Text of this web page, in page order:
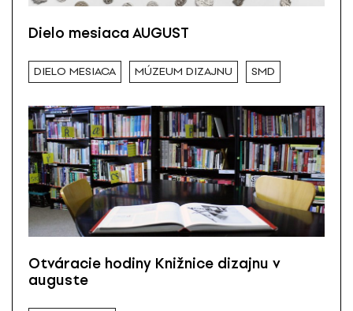
Dielo mesiaca AUGUST
DIELO MESIACA MÚZEUM DIZAJNU SMD
Otváracie hodiny Knižnice dizajnu v
auguste